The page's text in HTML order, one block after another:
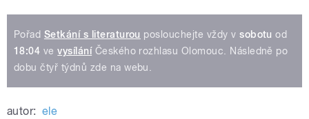
Pořad Setkání s literaturou poslouchejte vždy vsobotu od
18:04 vevysíláníČeského rozhlasu Olomouc. Následně po
dobu čtyř týdnů zde na webu.
autor: ele